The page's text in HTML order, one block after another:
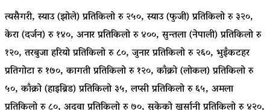
त्यसैगरी, स्याउ (झोले) प्रतिकिलो रु २५०, स्याउ (फुजी) प्रतिकिलो रु ३२०,
केरा (दर्जन) रु १४०, अनार प्रतिकिलो रु ४००, सुन्तला (नेपाली) प्रतिकिलो रु
१२०, तरबुजा हरियो प्रतिकिलो रु ८०, जुनार प्रतिकिलो रु २६०, भुइँकटहर
प्रतिगोटा रु १७०, कागती प्रतिकिलो रु १२०, काँक्रो (लोकल) प्रतिकिलो रु
५०, काँक्रो (हाइब्रिड) प्रतिकिलो ३५, लप्सी प्रतिकिलो रु ६५, अमला